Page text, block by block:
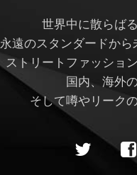
世界中に散らば
永遠のスタンダードか
ストリートファッショ
国内、海外
そして噂やリーク